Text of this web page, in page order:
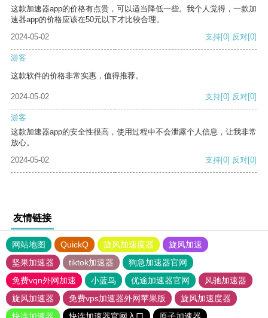
这款加速器app的价格有点贵，可以适当降低一些。我个人觉得，一款加
速器app的价格应该在50元以下才比较合理。
2024-05-02
支持[0] 反对[0]
游客
这款软件的价格非常实惠，值得推荐。
2024-05-02 支持[0] 反对[0]
游客
这款加速器app的安全性很高，使用过程中不会泄露个人信息，让我非常
放心。
2024-05-02
支持[0] 反对[0]
友情链接
网站地图 QuickQ 旋风加速度器
旋风加速
坚果加速器
tiktok加速器
狗急加速器官网
免费vqn外网加速
小蓝鸟 优途加速器官网
风驰加速器
旋风加速器
免费vps加速器外网苹果版
旋风加速度器